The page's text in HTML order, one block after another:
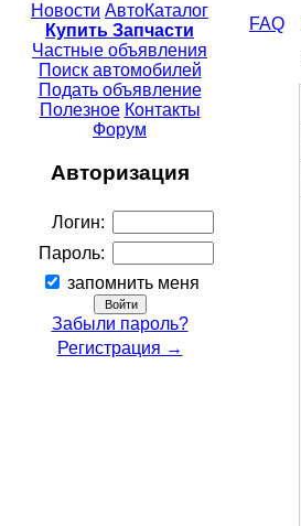
Новости АвтоКаталог
Купить Запчасти
Частные объявления
Поиск автомобилей
Подать объявление
Полезное Контакты
Форум
Авторизация
Логин:
Пароль:
запомнить меня
Забыли пароль?
Регистрация →
FAQ